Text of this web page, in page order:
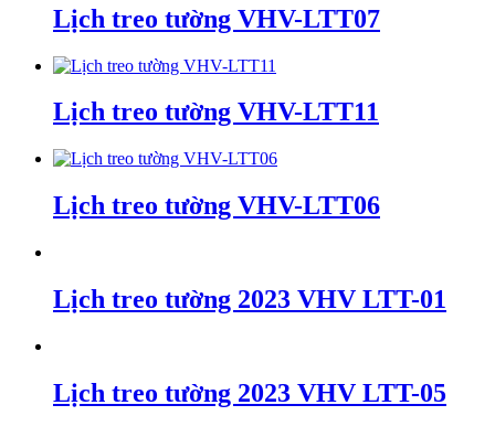
Lịch treo tường VHV-LTT07
Lịch treo tường VHV-LTT11
Lịch treo tường VHV-LTT06
Lịch treo tường 2023 VHV LTT-01
Lịch treo tường 2023 VHV LTT-05